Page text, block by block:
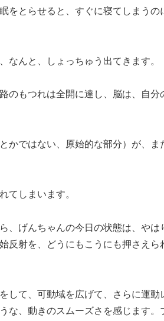
をとらせると、すぐに寝てしまうの
んと、しょっちゅう出てきます。
のもつれは全開に達し、脳は、自分
ではない、原始的な部分）が、ま
てしまいます。
げんちゃんの今日の状態は、やは
反射を、どうにもこうにも押さえら
て、可動域を広げて、さらに運動
、動きのスムーズさを感じます。